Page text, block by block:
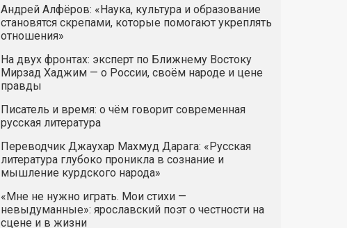
Андрей Алфёров: «Наука, культура и образование
становятся скрепами, которые помогают укреплять
отношения»
На двух фронтах: эксперт по Ближнему Востоку
Мирзад Хаджим — о России, своём народе и цене
правды
Писатель и время: о чём говорит современная
русская литература
Переводчик Джаухар Махмуд Дарага: «Русская
литература глубоко проникла в сознание и
мышление курдского народа»
«Мне не нужно играть. Мои стихи —
невыдуманные»: ярославский поэт о честности на
сцене и в жизни